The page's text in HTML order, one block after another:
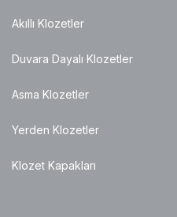
Akıllı Klozetler
Duvara Dayalı Klozetler
Asma Klozetler
Yerden Klozetler
Klozet Kapakları